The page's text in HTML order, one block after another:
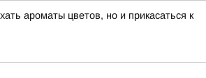
ароматы цветов, но и прикасаться к